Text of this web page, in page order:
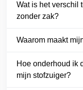
Wat is het verschil
zonder zak?
Waarom maakt
Hoe onderhoud ik
mijn stofzuiger?